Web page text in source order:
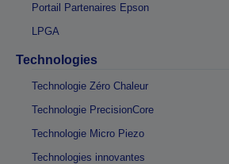
Portail Partenaires Epson
LPGA
Technologies
Technologie Zéro Chaleur
Technologie PrecisionCore
Technologie Micro Piezo
Technologies innovantes